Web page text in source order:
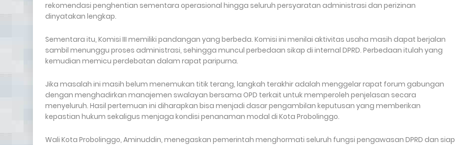
rekomendasi penghentian sementara operasional hingga seluruh persyaratan administrasi dan perizinan
dinyatakan lengkap.
Sementara itu, Komisi III memiliki pandangan yang berbeda. Komisi ini menilai aktivitas usaha masih dapat berjalan
sambil menunggu proses administrasi, sehingga muncul perbedaan sikap di internal DPRD. Perbedaan itulah yang
kemudian memicu perdebatan dalam rapat paripurna.
Jika masalah ini masih belum menemukan titik terang, langkah terakhir adalah menggelar rapat forum gabungan
dengan menghadirkan manajemen swalayan bersama OPD terkait untuk memperoleh penjelasan secara
menyeluruh. Hasil pertemuan ini diharapkan bisa menjadi dasar pengambilan keputusan yang memberikan
kepastian hukum sekaligus menjaga kondisi penanaman modal di Kota Probolinggo.
Wali Kota Probolinggo, Aminuddin, menegaskan pemerintah menghormati seluruh fungsi pengawasan DPRD dan siap